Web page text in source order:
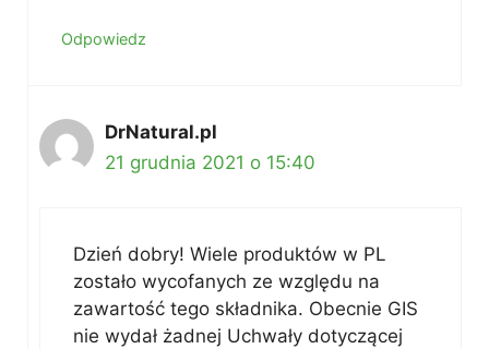
Odpowiedz
DrNatural.pl
21 grudnia 2021 o 15:40
Dzień dobry! Wiele produktów w PL
zostało wycofanych ze względu na
zawartość tego składnika. Obecnie GIS
nie wydał żadnej Uchwały dotyczącej